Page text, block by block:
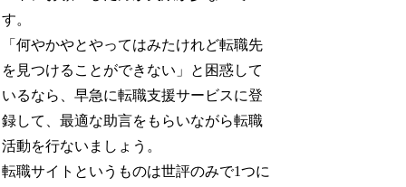
す。
「何やかやとやってはみたけれど転職先
を見つけることができない」と困惑して
いるなら、早急に転職支援サービスに登
録して、最適な助言をもらいながら転職
活動を行ないましょう。
転職サイトというものは世評のみで1つに